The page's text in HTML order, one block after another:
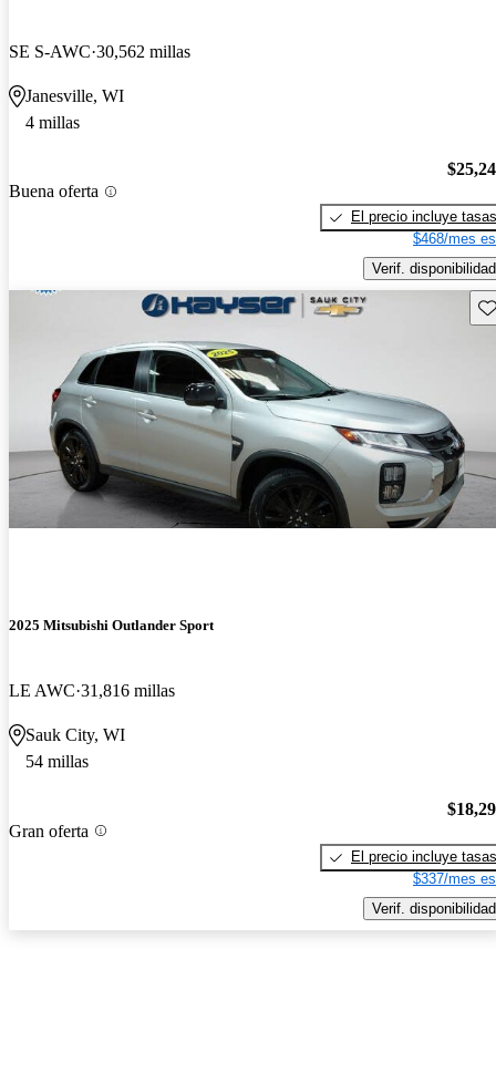
SE S-AWC 30,562 millas
Janesville, WI
4 millas
Buena oferta
El precio incluye tasas
$468/mes
Verif. disponibilidad
2025 Mitsubishi Outlander Sport
LE AWC 31,816 millas
Sauk City, WI
54 millas
Gran oferta
El precio incluye tasas
$337/mes
Verif. disponibilidad